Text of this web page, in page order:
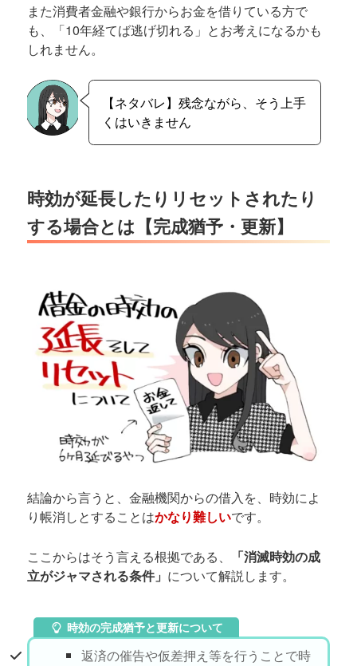
また消費者金融や銀行からお金を借りている方で
も、「10年経てば逃げ切れる」とお考えになるかも
しれません。
【ネタバレ】残念ながら、そう上手
くはいきません
時効が延長したりリセットされたり
する場合とは【完成猶予・更新】
結論から言うと、金融機関からの借入を、時効によ
り帳消しとすることはかなり難しいです。
ここからはそう言える根拠である、
「消滅時効の成
立がジャマされる条件」 について解説します。
時効の完成猶予と更新について
返済の催告や仮差押え等を行うことで時